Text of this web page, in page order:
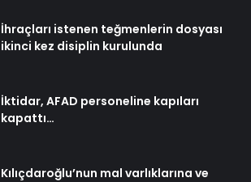
İhraçları istenen teğmenlerin dosyası
ikinci kez disiplin kurulunda
İktidar, AFAD personeline kapıları
kapattı…
Kılıçdaroğlu’nun mal varlıklarına ve